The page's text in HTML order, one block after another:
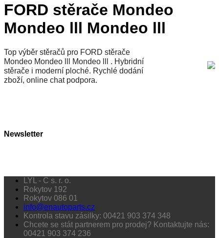
FORD stěrače Mondeo
Mondeo lll Mondeo lll
Top výběr stěračů pro FORD stěrače
Mondeo Mondeo lll Mondeo lll . Hybridní
stěrače i moderní ploché. Rychlé dodání
zboží, online chat podpora.
Newsletter
LYL - C s. r. o.
Rokytov 192
Rokytov 086 01
info@enautoparts.cz
Kontrola stavu zásilky: 00421 903 374 348
Chcete se stát partnerem pro prodej? Kontaktujte nás:
00421 903 374 236